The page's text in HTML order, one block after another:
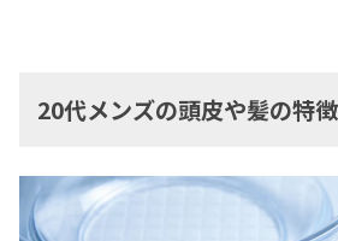
20代メンズの頭皮や髪の特